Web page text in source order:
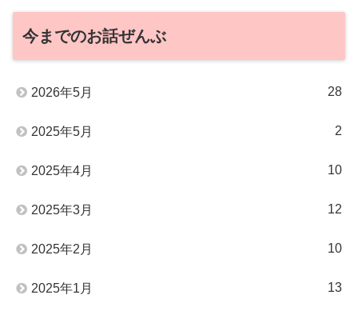
今までのお話ぜんぶ
2026年5月 28
2025年5月 2
2025年4月 10
2025年3月 12
2025年2月 10
2025年1月 13